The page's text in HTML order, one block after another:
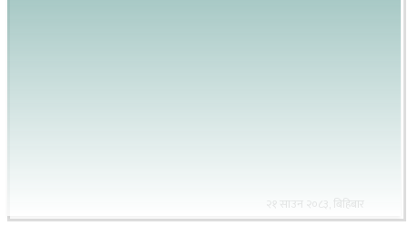
२१ साउन २०८३, बिहिबार